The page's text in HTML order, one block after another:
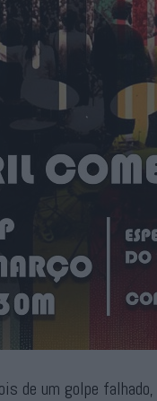
de um golpe